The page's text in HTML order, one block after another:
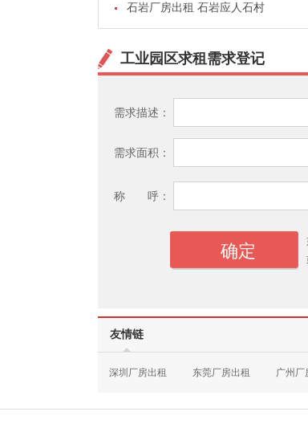
石岩厂房出租 石岩应人石村
工业园区求租需求登记
需求描述：
需求面积：
称 呼：
友情链
深圳厂房出租 东莞厂房出租 广州厂